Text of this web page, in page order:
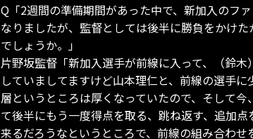
Q「2週間の準備期間があった中で、新加入のフ
なりましたが、監督としては後半に勝負をかけ
でしょうか。」
片野坂監督「新加入選手が前線に入って、（鈴
していましてますけど山本理仁と、前線の選手
層というところは厚くなっていたので、そして
て後半にもう一度得点を取る、跳ね返す、追加
来るだろうなというところで、前線の組み合わ